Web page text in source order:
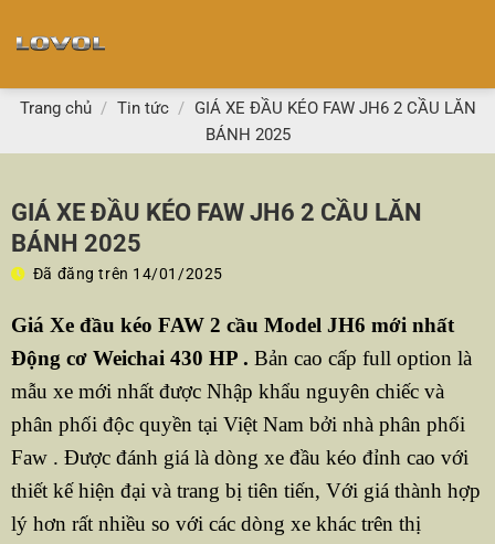
đến
dung
Trang chủ / Tin tức / GIÁ XE ĐẦU KÉO FAW JH6 2 CẦU LĂN
BÁNH 2025
GIÁ XE ĐẦU KÉO FAW JH6 2 CẦU LĂN
BÁNH 2025
Đã đăng trên 14/01/2025
Giá Xe đầu kéo FAW 2 cầu Model JH6 mới nhất
Động cơ Weichai 430 HP . Bản cao cấp full option là
mẫu xe mới nhất được Nhập khẩu nguyên chiếc và
phân phối độc quyền tại Việt Nam bởi nhà phân phối
Faw . Được đánh giá là dòng xe đầu kéo đỉnh cao với
thiết kế hiện đại và trang bị tiên tiến, Với giá thành hợp
lý hơn rất nhiều so với các dòng xe khác trên thị